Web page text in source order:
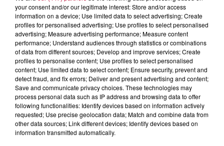
4 août 2026
FÊTE DE LA POLYNÉSIE À VILLEVEYRAC
your consent and/or our legitimate interest: Store and/or access
information on a device; Use limited data to select advertising; Create
profiles for personalised advertising; Use profiles to select personalised
advertising; Measure advertising performance; Measure content
performance; Understand audiences through statistics or combinations
of data from different sources; Develop and improve services; Create
profiles to personalise content; Use profiles to select personalised
content; Use limited data to select content; Ensure security, prevent and
detect fraud, and fix errors; Deliver and present advertising and content;
Save and communicate privacy choices. These technologies may
process personal data such as IP address and browsing data to offer
following functionalities: Identify devices based on information actively
requested; Use precise geolocation data; Match and combine data from
other data sources; Link different devices; Identify devices based on
information transmitted automatically.